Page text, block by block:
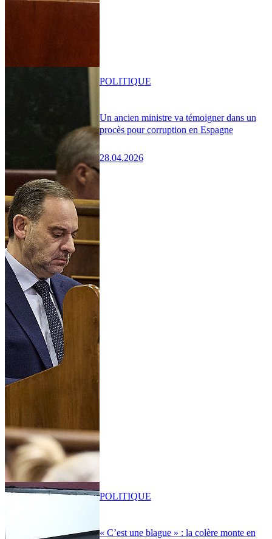
Un ancien ministre va témoigner dans un
procès pour corruption en Espagne
28.04.2026
POLITIQUE
« C’est une blague » : la colère monte en
POLITIQUE